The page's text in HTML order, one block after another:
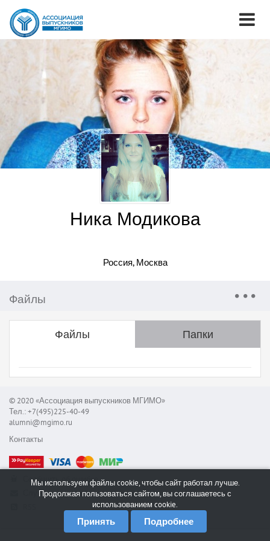
Ника Модикова
Россия, Москва
Файлы
Файлы Папки
© 2020 «Ассоциация выпускников МГИМО»
Тел.: +7(495)225-40-49
alumni@mgimo.ru
Контакты
Сообщить об ошибке
Служба поддержки
Мы используем файлы cookie, чтобы сайт работал лучше.
Продолжая пользоваться сайтом, вы соглашаетесь с
использованием cookie.
Принять Подробнее